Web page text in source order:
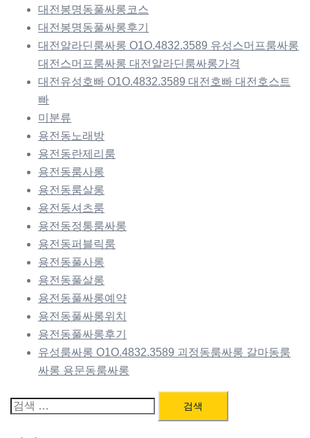
대전봉명동풀싸롱코스
대전봉명동풀싸롱후기
대전알라딘룸싸롱 O1O.4832.3589 유성스머프룸싸롱
대전스머프룸싸롱 대전알라딘룸싸롱가격
대전유성호빠 O1O.4832.3589 대전호빠 대전호스트
빠
미분류
용전동노래방
용전동란제리룸
용전동룸사롱
용전동룸살롱
용전동셔츠룸
용전동정통룸싸롱
용전동퍼블릭룸
용전동풀사롱
용전동풀살롱
용전동풀싸롱예약
용전동풀싸롱위치
용전동풀싸롱후기
유성룸싸롱 O1O.4832.3589 괴정동룸싸롱 갈마동룸
싸롱 용문동룸싸롱
검